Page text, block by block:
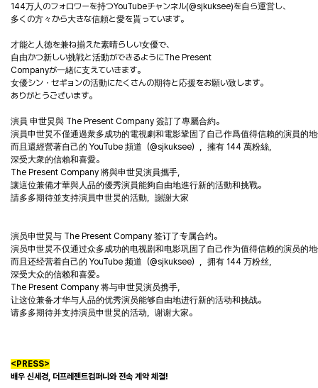
144万人のフォロワーを持つYouTubeチャンネル(@sjkuksee)を自ら運営し、
多くの方々から大きな信頼と愛を貰っています。
才能と人徳を兼ね揃えた素晴らしい女優で、
自由かつ新しい挑戦と活動ができるようにThe Present
Companyが一緒に支えていきます。
女優シン・セギョンの活動にたくさんの期待と応援をお願い致します。
ありがとうございます。
演員 申世炅與 The Present Company 簽訂了專屬合約。
演員申世炅不僅通過衆多成功的電視劇和電影鞏固了自己作爲值得信賴的演員的
而且還經營著自己的 YouTube 頻道（@sjkuksee），擁有 144 萬粉絲，
深受大衆的信賴和喜愛。
The Present Company 將與申世炅演員攜手，
讓這位兼備才華與人品的優秀演員能夠自由地進行新的活動和挑戰。
請多多期待並支持演員申世炅的活動，謝謝大家
演员申世炅与 The Present Company 签订了专属合约。
演员申世炅不仅通过众多成功的电视剧和电影巩固了自己作为值得信赖的演员的
而且还经营着自己的 YouTube 频道（@sjkuksee），拥有 144 万粉丝，
深受大众的信赖和喜爱。
The Present Company 将与申世炅演员携手，
让这位兼备才华与人品的优秀演员能够自由地进行新的活动和挑战。
请多多期待并支持演员申世炅的活动，谢谢大家。
<PRESS>
배우 신세경, 더프레젠트컴퍼니와 전속 계약 체결!